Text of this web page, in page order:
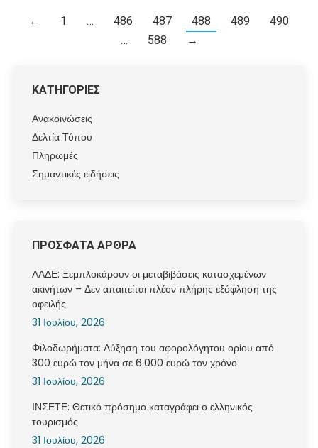
← 1 … 486 487 488 489
490
…
588 →
ΚΑΤΗΓΟΡΙΕΣ
Ανακοινώσεις
Δελτία Τύπου
Πληρωμές
Σημαντικές ειδήσεις
ΠΡΟΣΦΑΤΑ ΑΡΘΡΑ
ΑΑΔΕ: Ξεμπλοκάρουν οι μεταβιβάσεις κατασχεμένων
ακινήτων – Δεν απαιτείται πλέον πλήρης εξόφληση της
οφειλής
31 Ιουλίου, 2026
Φιλοδωρήματα: Αύξηση του αφορολόγητου ορίου από
300 ευρώ τον μήνα σε 6.000 ευρώ τον χρόνο
31 Ιουλίου, 2026
ΙΝΣΕΤΕ: Θετικό πρόσημο καταγράφει ο ελληνικός
τουρισμός
31 Ιουλίου, 2026